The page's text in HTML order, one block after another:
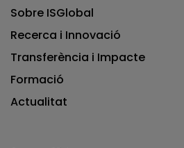
Sobre ISGlobal
Recerca i Innovació
Transferència i Impacte
Formació
Actualitat